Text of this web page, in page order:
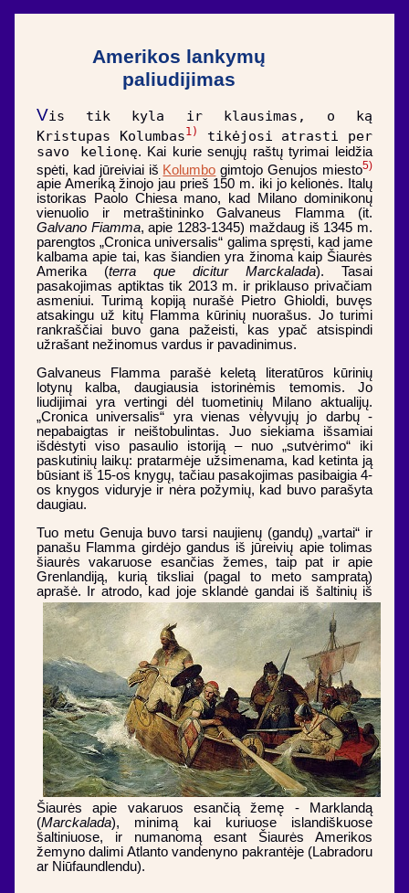
Amerikos lankymų
paliudijimas
Vis tik kyla ir klausimas, o ką
Kristupas Kolumbas1)
tikėjosi atrasti per
savo kelionę. Kai kurie senųjų raštų tyrimai leidžia
spėti, kad jūreiviai iš Kolumbo gimtojo Genujos miesto5)
apie Ameriką žinojo jau prieš 150 m. iki jo kelionės. Italų
istorikas Paolo Chiesa mano, kad Milano dominikonų
vienuolio ir metraštininko Galvaneus Flamma (it.
Galvano Fiamma, apie 1283-1345) maždaug iš 1345 m.
parengtos „Cronica universalis“ galima spręsti, kad jame
kalbama apie tai, kas šiandien yra žinoma kaip Šiaurės
Amerika (terra que dicitur Marckalada). Tasai
pasakojimas aptiktas tik 2013 m. ir priklauso privačiam
asmeniui. Turimą kopiją nurašė Pietro Ghioldi, buvęs
atsakingu už kitų Flamma kūrinių nuorašus. Jo turimi
rankraščiai buvo gana pažeisti, kas ypač atsispindi
užrašant nežinomus vardus ir pavadinimus.
Galvaneus Flamma parašė keletą literatūros kūrinių
lotynų kalba, daugiausia istorinėmis temomis. Jo
liudijimai yra vertingi dėl tuometinių Milano aktualijų.
„Cronica universalis“ yra vienas vėlyvųjų jo darbų -
nepabaigtas ir neištobulintas. Juo siekiama išsamiai
išdėstyti viso pasaulio istoriją – nuo „sutvėrimo“ iki
paskutinių laikų: pratarmėje užsimenama, kad ketinta ją
būsiant iš 15-os knygų, tačiau pasakojimas pasibaigia 4-
os knygos viduryje ir nėra požymių, kad buvo parašyta
daugiau.
Tuo metu Genuja buvo tarsi naujienų (gandų) „vartai“ ir
panašu Flamma girdėjo gandus iš jūreivių apie tolimas
šiaurės vakaruose esančias žemes, taip pat ir apie
Grenlandiją, kurią tiksliai (pagal to meto sampratą)
aprašė. Ir atrodo, kad jojesklandė gandai iš šaltinių iš
Šiaurės apie vakaruos esančią žemę - Marklandą
(Marckalada), minimą kai kuriuose islandiškuose
šaltiniuose, ir numanomą esant Šiaurės Amerikos
žemyno dalimi Atlanto vandenyno pakrantėje (Labradoru
ar Niūfaundlendu).